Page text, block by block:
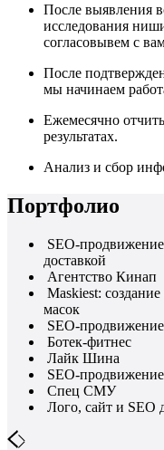
После выявления
исследования
согласовывем с
После
мы начинаем
Ежемесячно
результатах.
Анализ и сбор
Портфолио
SEO-
доставкой
Агентство Кинап
Maskiest:
масок
SEO-
Ботек-фитнес
Лайк Шина
SEO-
Спец СМУ
Лого, сайт и SEO